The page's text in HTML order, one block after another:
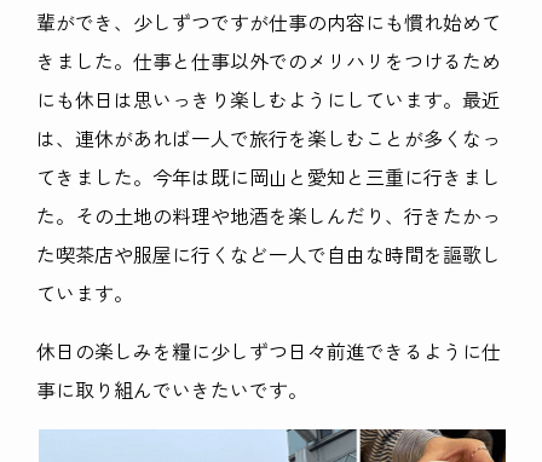
輩ができ、少しずつですが仕事の内容にも慣れ始めて
きました。仕事と仕事以外でのメリハリをつけるため
にも休日は思いっきり楽しむようにしています。最近
は、連休があれば一人で旅行を楽しむことが多くなっ
てきました。今年は既に岡山と愛知と三重に行きまし
た。その土地の料理や地酒を楽しんだり、行きたかっ
た喫茶店や服屋に行くなど一人で自由な時間を謳歌し
ています。
休日の楽しみを糧に少しずつ日々前進できるように仕
事に取り組んでいきたいです。